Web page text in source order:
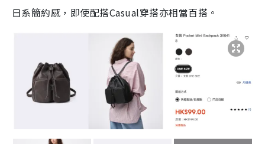
日系簡約感，即使配搭Casual穿搭亦相當百搭。